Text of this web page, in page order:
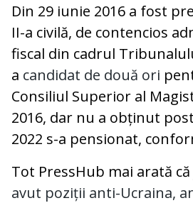
Din 29 iunie 2016 a fost
II-a civilă, de contencios
fiscal din cadrul
a candidat de două ori
Consiliul Superior al
2016, dar nu a obținut
2022 s-a pensionat,
Tot PressHub mai arată că
avut poziții anti-Ucraina,